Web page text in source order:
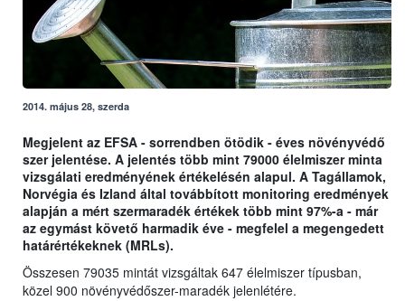
2014. május 28, szerda
Megjelent az EFSA - sorrendben ötödik - éves növényvédő
szer jelentése. A jelentés több mint 79000 élelmiszer minta
vizsgálati eredményének értékelésén alapul. A Tagállamok,
Norvégia és Izland által továbbított monitoring eredmények
alapján a mért szermaradék értékek több mint 97%-a - már
az egymást követő harmadik éve - megfelel a megengedett
határértékeknek (MRLs).
Összesen 79035 mintát vizsgáltak 647 élelmiszer típusban,
közel 900 növényvédőszer-maradék jelenlétére.